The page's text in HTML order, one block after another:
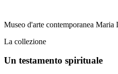
Museo d'arte contemporanea Maria
La collezione
Un testamento spirituale